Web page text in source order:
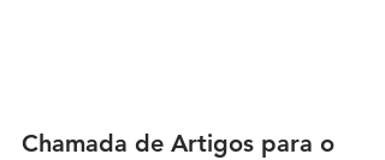
Chamada de Artigos para o